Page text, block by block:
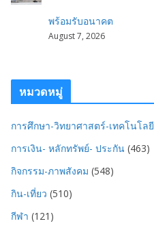
พร้อมรับอนาคต
August 7, 2026
หมวดหมู่
การศึกษา-วิทยาศาสตร์-เทคโนโลยี
การเงิน- หลักทรัพย์- ประกัน (463)
กิจกรรม-ภาพสังคม (548)
กิน-เที่ยว (510)
กีฬา (121)